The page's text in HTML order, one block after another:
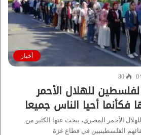
أخبار
0
80
لفلسطين للهلال الأحمر
فكأنما أحيا الناس جميعا
الأحمر المصري، يبحث عنها الكثير من
الفلسطينيين في قطاع غزة